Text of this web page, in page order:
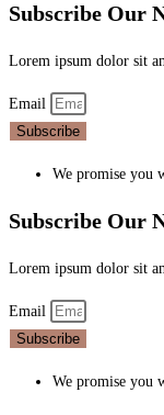
Subscribe Our
Lorem ipsum dolor sit
Email
Subscribe
We promise you
Subscribe Our
Lorem ipsum dolor sit
Email
Subscribe
We promise you